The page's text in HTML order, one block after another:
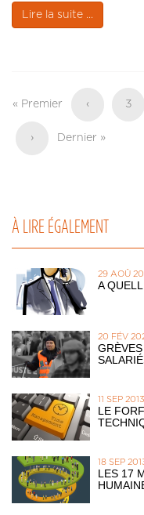
Lire la suite ...
Première
« Premier
Page
‹ 3
Page
›
Dernière
Dernier »
À LIRE ÉGALEMENT
29 AOÛ
A
20 FÉV
11 SEP 2013
LE
18 SEP
LES 17